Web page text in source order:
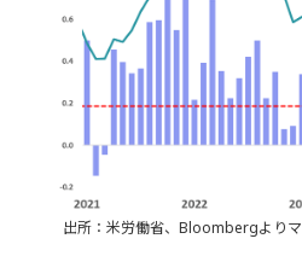
出所：米労働省、Bloombergより